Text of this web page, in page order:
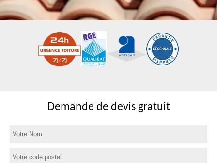
Demande de devis gratuit